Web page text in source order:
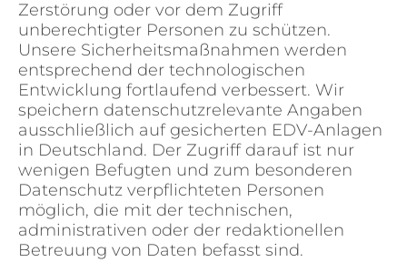
Zerstörung oder vor dem Zugriff
unberechtigter Personen zu schützen.
Unsere Sicherheitsmaßnahmen werden
entsprechend der technologischen
Entwicklung fortlaufend verbessert. Wir
speichern datenschutzrelevante Angaben
ausschließlich auf gesicherten EDV-Anlagen
in Deutschland. Der Zugriff darauf ist nur
wenigen Befugten und zum besonderen
Datenschutz verpflichteten Personen
möglich, die mit der technischen,
administrativen oder der redaktionellen
Betreuung von Daten befasst sind.